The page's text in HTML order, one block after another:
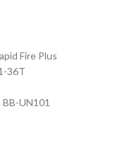
Fire Plus
36T
UN101